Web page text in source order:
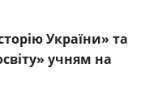
України» та
учням на